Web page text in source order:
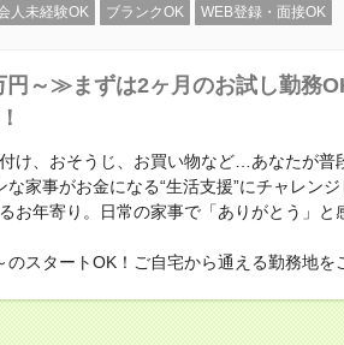
人未経験OK ブランクOK WEB登録・面接OK
～≫まずは2ヶ月のお試し勤務
け、おそうじ、お買い物など…あなたが普
な家事がお金になる“生活支援”にチャレン
お年寄り。日常の家事で「ありがとう」と
のスタートOK！ご自宅から通える勤務地を